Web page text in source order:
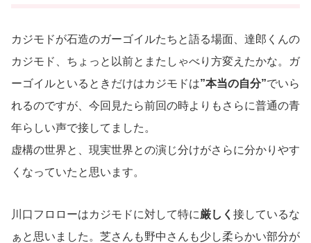
カジモドが石造のガーゴイルたちと語る場面、達郎くんの
カジモド、ちょっと以前とまたしゃべり方変えたかな。ガ
ーゴイルといるときだけはカジモドは”本当の自分”でいら
れるのですが、今回見たら前回の時よりもさらに普通の青
年らしい声で接してました。
虚構の世界と、現実世界との演じ分けがさらに分かりやす
くなっていたと思います。
川口フロローはカジモドに対して特に厳しく 接しているな
ぁと思いました。芝さんも野中さんも少し柔らかい部分が